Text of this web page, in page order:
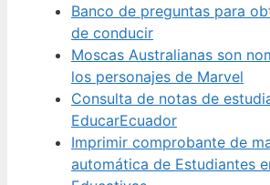
Banco de preguntas para
de conducir
Moscas Australianas son
los personajes de Marvel
Consulta de notas de
EducarEcuador
Imprimir comprobante de
automática de Estudiantes